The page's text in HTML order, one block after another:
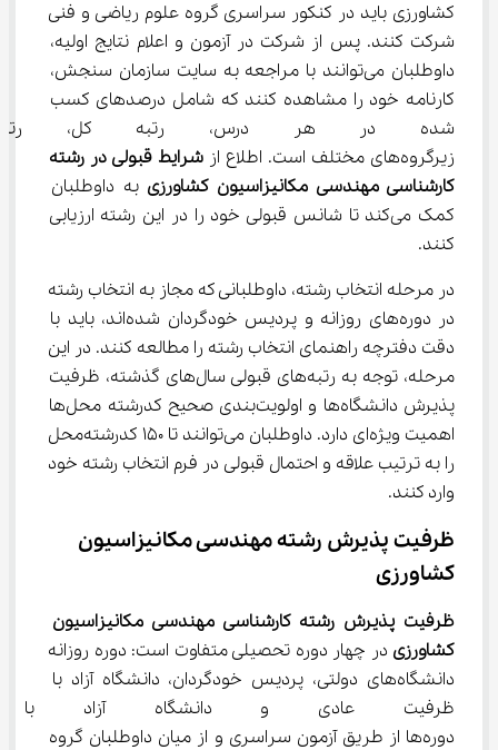
کشاورزی باید در کنکور سراسری گروه علوم ریاضی و فنی
شرکت کنند. پس از شرکت در آزمون و اعلام نتایج اولیه،
داوطلبان می‌توانند با مراجعه به سایت سازمان سنجش،
کارنامه خود را مشاهده کنند که شامل درصدهای کسب
شده در هر درس، رتبه کل،
زیرگروه‌های مختلف است. اطلاع از
شرایط قبولی در رشته
کارشناسی مهندسی مکانیزاسیون کشاورزی به داوطلبان
کمک می‌کند تا شانس قبولی خود را در این رشته ارزیابی
کنند.
در مرحله انتخاب رشته، داوطلبانی که مجاز به انتخاب رشته
در دوره‌های روزانه و پردیس خودگردان شده‌اند، باید با
دقت دفترچه راهنمای انتخاب رشته را مطالعه کنند. در این
مرحله، توجه به رتبه‌های قبولی سال‌های گذشته، ظرفیت
پذیرش دانشگاه‌ها و اولویت‌بندی صحیح کدرشته ‌محل‌ها
اهمیت ویژه‌ای دارد. داوطلبان می‌توانند تا 150 کدرشته‌محل
را به ترتیب علاقه و احتمال قبولی در فرم انتخاب رشته خود
وارد کنند.
ظرفیت پذیرش رشته مهندسی مکانیزاسیون
کشاورزی
ظرفیت پذیرش رشته کارشناسی مهندسی مکانیزاسیون
کشاورزی در چهار دوره تحصیلی متفاوت است: دوره روزانه
دانشگاه‌های دولتی، پردیس خودگردان، دانشگاه آزاد با
ظرفیت عادی و دانشگاه آزاد با
دوره‌ها از طریق آزمون سراسری و از میان داوطلبان گروه